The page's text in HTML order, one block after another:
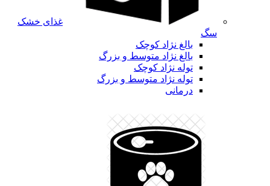
غذای خشک
سگ
بالغ نژاد کوچک
بالغ نژاد متوسط و بزرگ
توله نژاد کوچک
توله نژاد متوسط و بزرگ
درمانی